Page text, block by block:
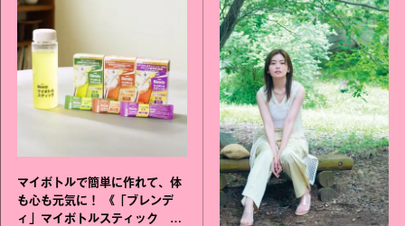
マイボトルで簡単に作れて、体
も心も元気に！ 《「ブレンデ
ィ」マイボトルスティック い